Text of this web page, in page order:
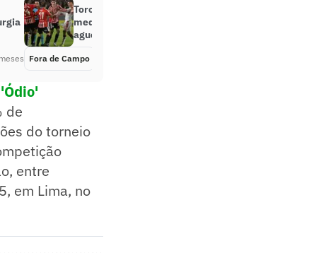
Torcedores do Flamengo criticam
medalhão após empate: ‘Não
aguenta’
Fora de Campo
de
do torneio
entre
em Lima, no